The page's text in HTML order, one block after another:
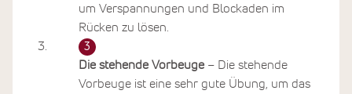
um Verspannungen und Blockaden im
Rücken zu lösen.
Die stehende Vorbeuge – Die stehende
Vorbeuge ist eine sehr gute Übung, um das